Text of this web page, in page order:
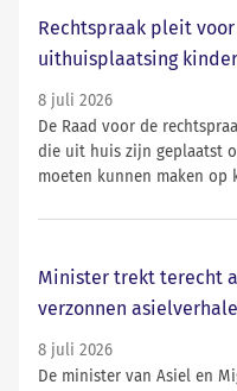
Rechtspraak pleit
uithuisplaatsing
8 juli 2026
De Raad voor de
die uit huis zijn geplaatst
moeten kunnen maken
Minister trekt terecht
verzonnen
8 juli 2026
De minister van Asiel en